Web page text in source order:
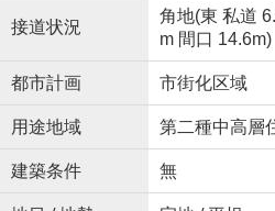
接道状況
角地(東 私道
m 間口 14.6m)
都市計画 市街化区域
用途地域 第二種中高層
建築条件 無